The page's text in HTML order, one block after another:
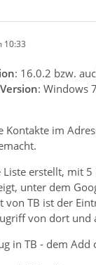
10:33
: 16.0.2 bzw.
: Windows
Kontakte im
Liste erstellt, mit
unter dem
von TB ist der
von dort
in TB - dem